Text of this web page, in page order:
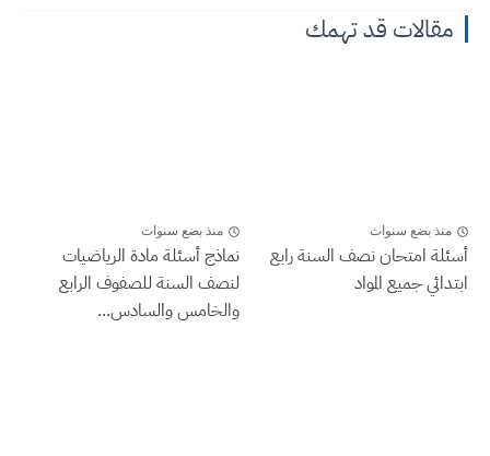
مقالات قد تهمك
منذ بضع سنوات
أسئلة امتحان نصف السنة رابع
ابتدائي جميع المواد
منذ بضع سنوات
نماذج أسئلة مادة الرياضيات
لنصف السنة للصفوف الرابع
والخامس والسادس...